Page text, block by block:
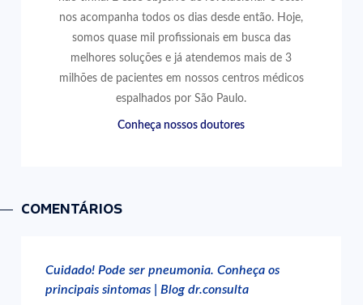
nos acompanha todos os dias desde então. Hoje,
somos quase mil profissionais em busca das
melhores soluções e já atendemos mais de 3
milhões de pacientes em nossos centros médicos
espalhados por São Paulo.
Conheça nossos doutores
COMENTÁRIOS
Cuidado! Pode ser pneumonia. Conheça os
principais sintomas | Blog dr.consulta